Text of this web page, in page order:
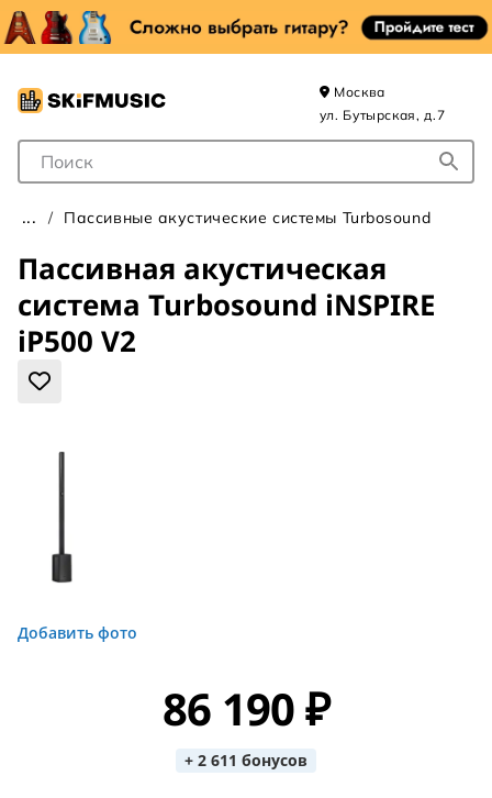
Поле для Поиска
Москва
ул. Бутырская, д.7
Пассивные акустические системы Turbosound
Пассивная акустическая
система Turbosound iNSPIRE
iP500 V2
Добавить фото
86 190 ₽
+ 2 611 бонусов